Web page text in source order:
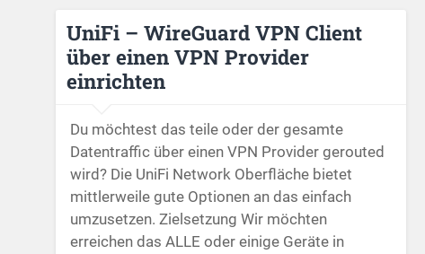
UniFi – WireGuard VPN Client
über einen VPN Provider
einrichten
Du möchtest das teile oder der gesamte
Datentraffic über einen VPN Provider gerouted
wird? Die UniFi Network Oberfläche bietet
mittlerweile gute Optionen an das einfach
umzusetzen. Zielsetzung Wir möchten
erreichen das ALLE oder einige Geräte in